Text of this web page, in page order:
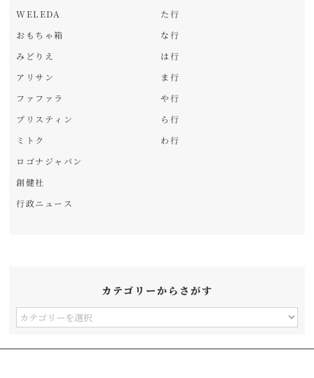
WELEDA
おもちゃ箱
みどりえ
アリサン
ファファラ
プリスティン
ミトク
ロゴナジャパン
創健社
行政ニュース
た行
な行
は行
ま行
や行
ら行
わ行
カテゴリーからさがす
カ